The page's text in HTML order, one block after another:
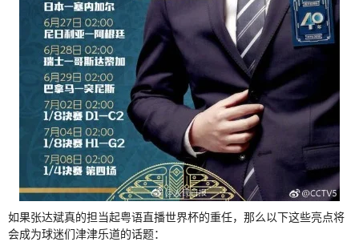
如果张达斌真的担当起粤语直播世界杯的重任，那么以下这些亮点将
会成为球迷们津津乐道的话题：